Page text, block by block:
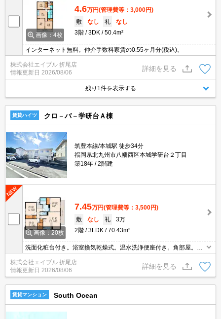
画像：4枚
4.6万円(管理費等：3,000円)
敷
なし 礼
なし
3階
3DK 50.4m²
インターネット無料。仲介手数料家賃の0.55ヶ月分(税込)。
株式会社エイブル 折尾店
情報更新日 2026/08/06
詳細を見る
残り1件を表示する
賃貸ハイツ クロ－バ－学研台Ａ棟
筑豊本線/本城駅 徒歩34分
福岡県北九州市八幡西区本城学研台２丁目
築18年
2階建
画像：20枚
7.45万円(管理費等：3,500円)
敷
なし 礼
3万
2階
3LDK 70.43m²
洗面化粧台付き。浴室換気乾燥式。温水洗浄便座付き。角部屋。保
株式会社エイブル 折尾店
情報更新日 2026/08/06
詳細を見る
賃貸マンション South Ocean